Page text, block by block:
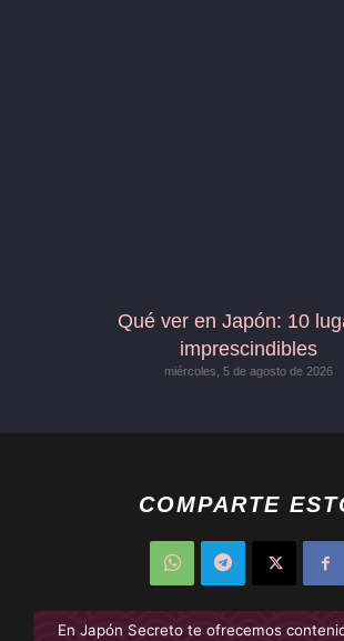
Qué ver en Japón: 10
imprescindibles
miércoles, 5 de agosto de 2026
COMPARTE
En Japón Secreto te ofrecemos